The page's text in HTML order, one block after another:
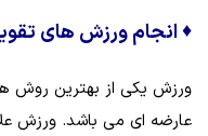
♦انجام ورزش‌ های
ورزش یکی از بهترین روش‌
عارضه‌ ای می باشد. ورزش